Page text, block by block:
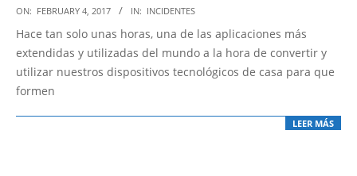
2017-
02-
ON: FEBRUARY 4, 2017 IN: INCIDENTES
Hace tan solo unas horas, una de las aplicaciones más
extendidas y utilizadas del mundo a la hora de convertir y
utilizar nuestros dispositivos tecnológicos de casa para que
formen
LEER MÁS